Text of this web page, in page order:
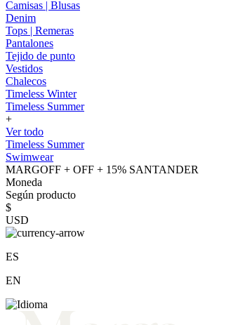
Camisas | Blusas
Denim
Tops | Remeras
Pantalones
Tejido de punto
Vestidos
Chalecos
Timeless Winter
Timeless Summer
+
Ver todo
Timeless Summer
Swimwear
MARGOFF + OFF + 15% SANTANDER
Moneda
Según producto
$
USD
ES
EN